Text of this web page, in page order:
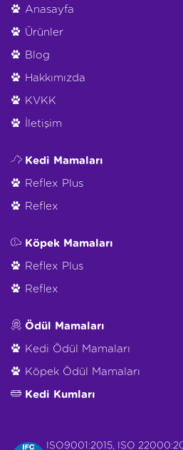
Anasayfa
Ürünler
Blog
Hakkımızda
KVKK
İletişim
Kedi Mamaları
Reflex Plus
Reflex
Köpek Mamaları
Reflex Plus
Reflex
Ödül Mamaları
Kedi Ödül Mamaları
Köpek Ödül Mamaları
Kedi Kumları
ISO9001:2015, ISO